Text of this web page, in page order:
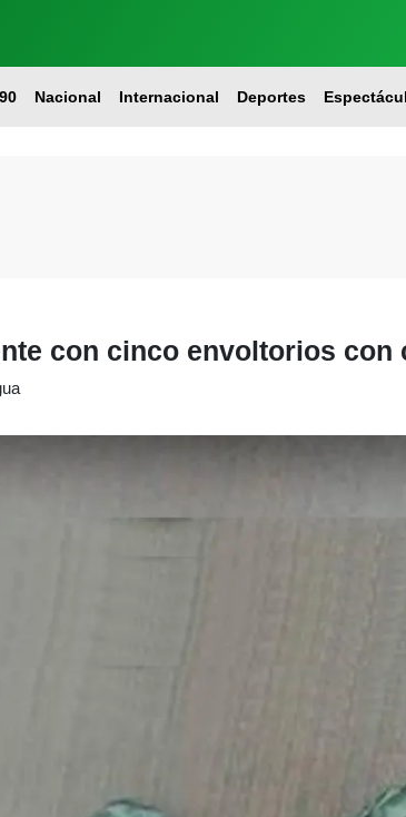
Nacional Internacional Deportes
con cinco envoltorios con